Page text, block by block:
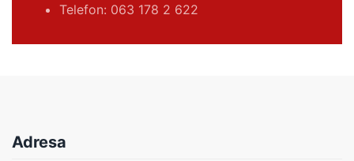
Telefon: 063 178 2 622
Adresa